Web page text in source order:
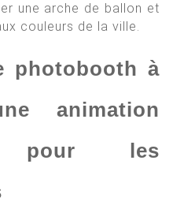
une arche de ballon et
couleurs de la ville.
photobooth à
animation
pour les